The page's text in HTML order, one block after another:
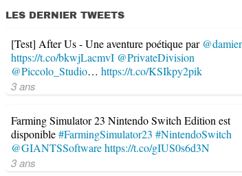
LES DERNIER TWEETS
[Test] After Us - Une aventure poétique par
https://t.co/bkwjLacmvI @PrivateDivision
@Piccolo_Studio… https://t.co/KSIkpy2pik
3 ans
Farming Simulator 23 Nintendo Switch Edition est
disponible#FarmingSimulator23 #NintendoSwitch
@GIANTSSoftwarehttps://t.co/gIUS0s6d3N
3 ans